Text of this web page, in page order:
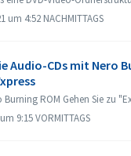
um 4:52 NACHMITTAGS
Audio-CDs mit Nero
9:15 VORMITTAGS